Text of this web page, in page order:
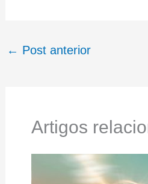
← Post anterior
Artigos